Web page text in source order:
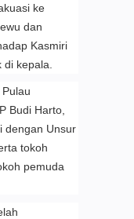
ke
dan
Kasmiri
kepala.
Budi Harto,
dengan Unsur
tokoh
pemuda